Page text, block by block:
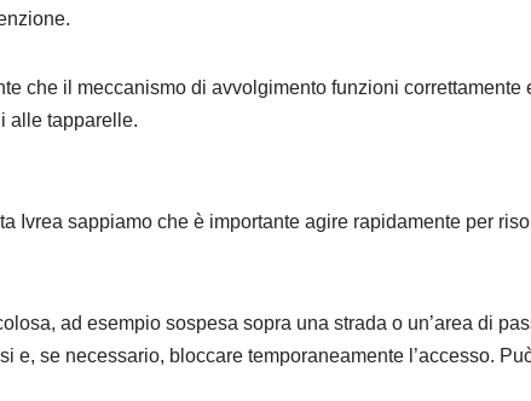
che il meccanismo di avvolgimento funzioni correttamente
alle tapparelle.
Ivrea sappiamo che è importante agire rapidamente per
ad esempio sospesa sopra una strada o un’area di
se necessario, bloccare temporaneamente l’accesso.